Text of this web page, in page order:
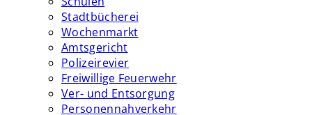
Stadtbücherei
Wochenmarkt
Amtsgericht
Polizeirevier
Freiwillige Feuerwehr
Ver- und Entsorgung
Personennahverkehr